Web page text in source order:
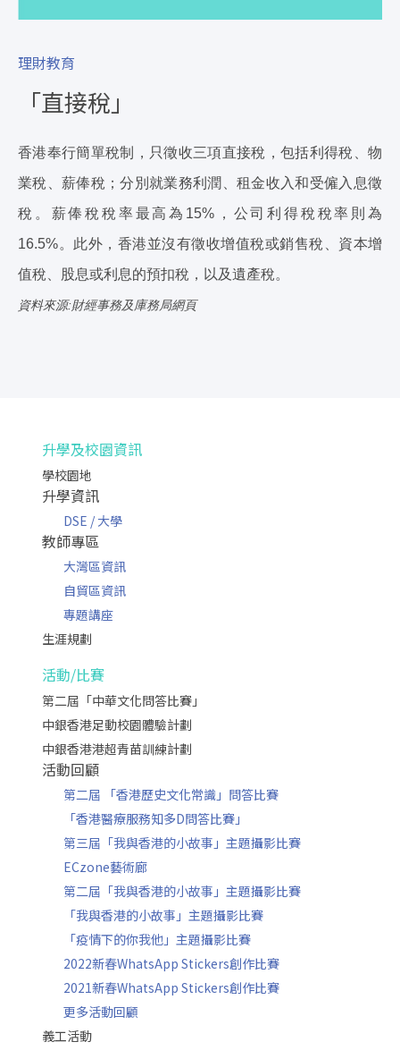
理財教育
「直接稅」
香港奉行簡單稅制，只徵收三項直接稅，包括利得稅、物
業稅、薪俸稅；分別就業務利潤、租金收入和受僱入息徵
稅。薪俸稅稅率最高為15%，公司利得稅稅率則為
16.5%。此外，香港並沒有徵收增值稅或銷售稅、資本增
值稅、股息或利息的預扣稅，以及遺產稅。
資料來源:財經事務及庫務局網頁
升學及校園資訊
學校園地
升學資訊
DSE / 大學
教師專區
大灣區資訊
自貿區資訊
專題講座
生涯規劃
活動/比賽
第二屆「中華文化問答比賽」
中銀香港足動校園體驗計劃
中銀香港港超青苗訓練計劃
活動回顧
第二屆 「香港歷史文化常識」問答比賽
「香港醫療服務知多D問答比賽」
第三屆「我與香港的小故事」主題攝影比賽
ECzone藝術廊
第二屆「我與香港的小故事」主題攝影比賽
「我與香港的小故事」主題攝影比賽
「疫情下的你我他」主題攝影比賽
2022新春WhatsApp Stickers創作比賽
2021新春WhatsApp Stickers創作比賽
更多活動回顧
義工活動